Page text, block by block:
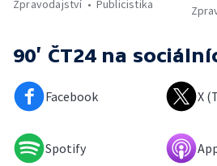
Zpravodajství
Publicistika
90’ ČT24 na
Facebook X
Spotify